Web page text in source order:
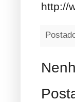
http://